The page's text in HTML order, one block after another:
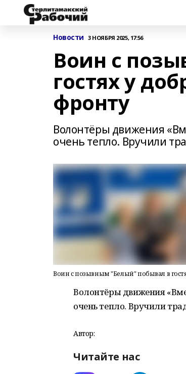
Новости 3 НОЯБРЯ 2025, 17:56
Воин с
гостях у
фронту
Волонтёры движения
очень тепло. Вручили
Воин с позывным "Белый" побывал в
Волонтёры движения
очень тепло. Вручили
Автор:
Читайте нас